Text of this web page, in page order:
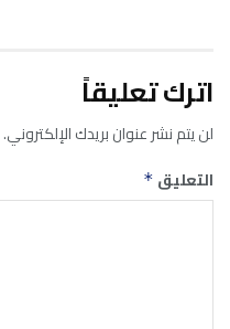
اترك تعليقاً
لن يتم نشر عنوان بريدك الإلكتروني.
التعليق *